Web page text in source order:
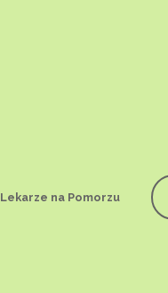
Lekarze na Pomorzu